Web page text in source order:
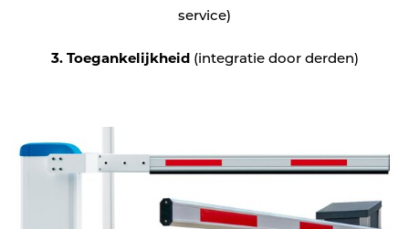
service)
3. Toegankelijkheid(integratie door derden)